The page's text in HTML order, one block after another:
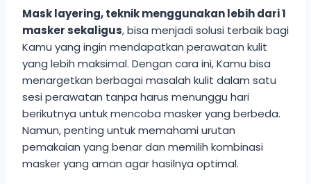
Mask layering, teknik menggunakan lebih dari 1
masker sekaligus, bisa menjadi solusi terbaik bagi
Kamu yang ingin mendapatkan perawatan kulit
yang lebih maksimal. Dengan cara ini, Kamu bisa
menargetkan berbagai masalah kulit dalam satu
sesi perawatan tanpa harus menunggu hari
berikutnya untuk mencoba masker yang berbeda.
Namun, penting untuk memahami urutan
pemakaian yang benar dan memilih kombinasi
masker yang aman agar hasilnya optimal.